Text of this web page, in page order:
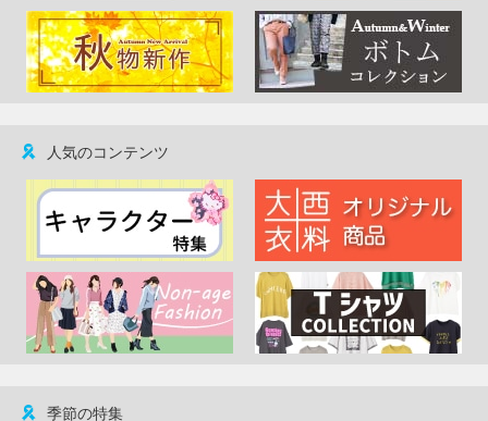
人気のコンテンツ
季節の特集